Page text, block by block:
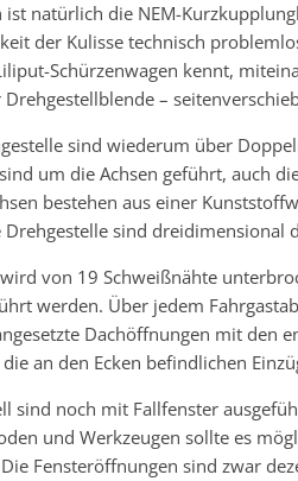
ist natürlich die NEM-
der Kulisse technisch
Schürzenwagen kennt,
–
sind wiederum über
um die Achsen geführt, auch
bestehen aus einer
sind dreidimensional
von 19 Schweißnähte
werden. Über jedem
Dachöffnungen mit den
an den Ecken befindlichen
sind noch mit Fallfenster
und Werkzeugen sollte es
Fensteröffnungen sind zwar